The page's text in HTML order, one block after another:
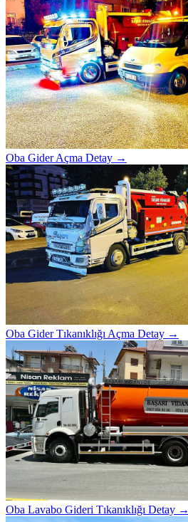
Oba Gider Açma Detay →
Oba Gider Tıkanıklığı Açma Detay →
Oba Lavabo Gideri Tıkanıklığı Detay →